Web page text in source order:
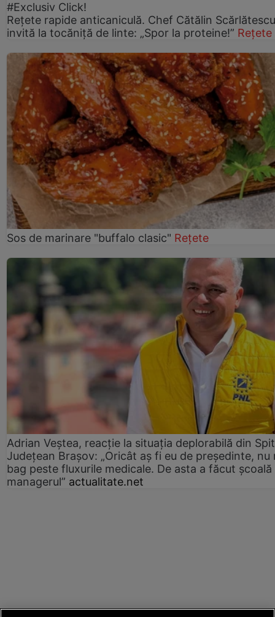
#Exclusiv Click!
Rețete rapide anticaniculă. Chef Cătălin
invită la tocăniță de linte: „Spor la proteine!” Rețete
Sos de marinare "buffalo clasic" Rețete
Adrian Veștea, reacție la situația deplorabilă din
Județean Brașov: „Oricât aș fi eu de președinte, nu
bag peste fluxurile medicale. De asta a făcut școală
managerul” actualitate.net